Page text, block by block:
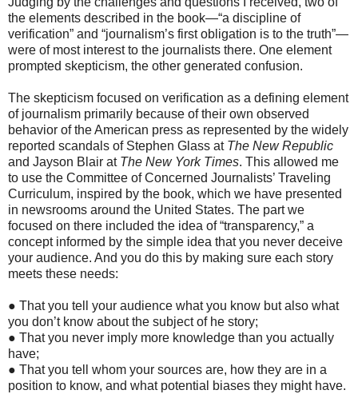
the elements described in the book—“a discipline of
verification” and “journalism’s first obligation is to the truth”—
were of most interest to the journalists there. One element
prompted skepticism, the other generated confusion.
The skepticism focused on verification as a defining element
of journalism primarily because of their own observed
behavior of the American press as represented by the widely
reported scandals of Stephen Glass at The New Republic
and Jayson Blair at The New York Times. This allowed me
to use the Committee of Concerned Journalists’ Traveling
Curriculum, inspired by the book, which we have presented
in newsrooms around the United States. The part we
focused on there included the idea of “transparency,” a
concept informed by the simple idea that you never deceive
your audience. And you do this by making sure each story
meets these needs:
● That you tell your audience what you know but also what
you don’t know about the subject of he story;
● That you never imply more knowledge than you actually
have;
● That you tell whom your sources are, how they are in a
position to know, and what potential biases they might have.